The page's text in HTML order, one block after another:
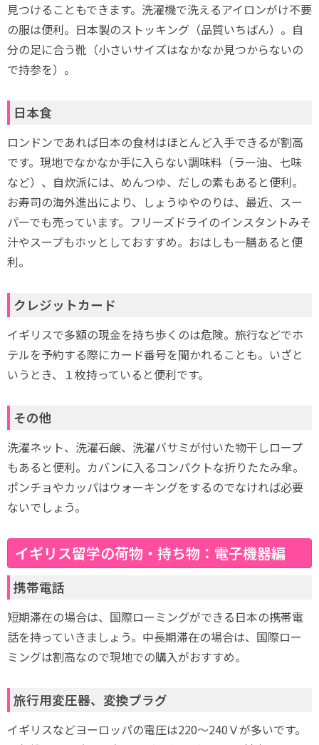
見つけることもできます。洗濯機で洗えるアイロンがけ不要
の服は便利。日本製のストッキング（品質いちばん）。自
分の足に合う靴（小さいサイズはなかなか見つからないの
で持参を）。
日本食
ロンドンであれば日本の食材はほとんど入手できるが割高
です。現地でなかなか手に入らない調味料（ラー油、七味
など）、自炊派には、めんつゆ、だしの素もあると便利。
お寿司の海外進出により、しょうゆやのりは、最近、スー
パーでも売っています。フリーズドライのインスタントみそ
汁やスープもホッとしておすすめ。おはしも一膳あると便
利。
クレジットカード
イギリスで多額の現金を持ち歩くのは危険。旅行などでホ
テルを予約する際にカード番号を聞かれることも。いざと
いうとき、１枚持っていると便利です。
その他
洗濯ネット、洗濯石鹸、洗濯バサミが付いた物干しロープ
もあると便利。カバンに入るコンパクトな折りたたみ傘。
ポンチョやカッパはウォーキングをするのでなければ必要
ないでしょう。
イギリス留学の荷物・持ち物：電子機器編
携帯電話
短期滞在の場合は、国際ローミングができる日本の携帯電
話を持っていきましょう。中長期滞在の場合は、国際ロー
ミングは割高なので現地での購入がおすすめ。
旅行用変圧器、変換プラグ
イギリスなどヨーロッパの電圧は220～240Ｖが多いです。